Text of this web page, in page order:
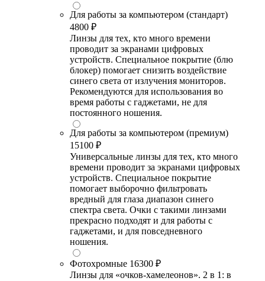
Для работы за компьютером (стандарт)
4800 ₽
Линзы для тех, кто много времени
проводит за экранами цифровых
устройств. Специальное покрытие (блю
блокер) помогает снизить воздействие
синего света от излучения мониторов.
Рекомендуются для использования во
время работы с гаджетами, не для
постоянного ношения.
Для работы за компьютером (премиум)
15100 ₽
Универсальные линзы для тех, кто много
времени проводит за экранами цифровых
устройств. Специальное покрытие
помогает выборочно фильтровать
вредный для глаза диапазон синего
спектра света. Очки с такими линзами
прекрасно подходят и для работы с
гаджетами, и для повседневного
ношения.
Фотохромные 16300 ₽
Линзы для «очков-хамелеонов». 2 в 1: в